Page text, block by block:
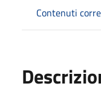
Contenuti